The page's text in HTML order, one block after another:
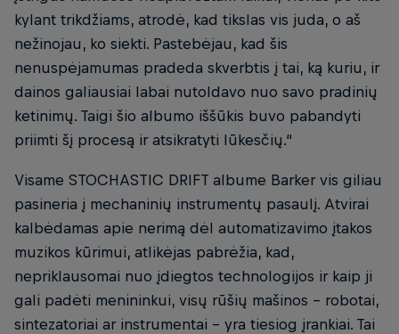
kylant trikdžiams, atrodė, kad tikslas vis juda, o aš
nežinojau, ko siekti. Pastebėjau, kad šis
nenuspėjamumas pradeda skverbtis į tai, ką kuriu, ir
dainos galiausiai labai nutoldavo nuo savo pradinių
ketinimų. Taigi šio albumo iššūkis buvo pabandyti
priimti šį procesą ir atsikratyti lūkesčių.“
Visame STOCHASTIC DRIFT albume Barker vis giliau
pasineria į mechaninių instrumentų pasaulį. Atvirai
kalbėdamas apie nerimą dėl automatizavimo įtakos
muzikos kūrimui, atlikėjas pabrėžia, kad,
nepriklausomai nuo įdiegtos technologijos ir kaip ji
gali padėti menininkui, visų rūšių mašinos – robotai,
sintezatoriai ar instrumentai – yra tiesiog įrankiai. Tai